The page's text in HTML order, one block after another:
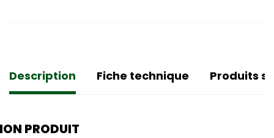
Description Fiche technique Produits
PRODUIT